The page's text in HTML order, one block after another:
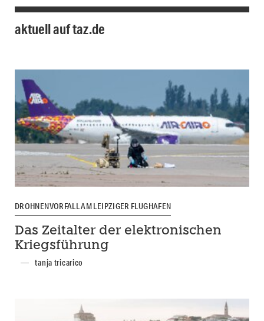
aktuell auf taz.de
DROHNENVORFALL AM LEIPZIGER FLUGHAFEN
Das Zeitalter der elektronischen
Kriegsführung
tanja tricarico